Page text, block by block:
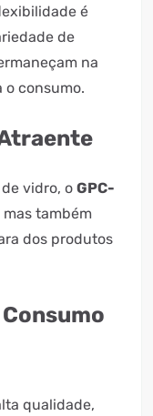
é
de
na
consumo.
vidro, o GPC-
também
dos produtos
qualidade,